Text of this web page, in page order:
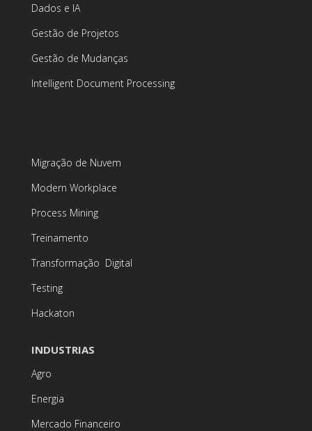
Dados e IA
Gestão de Projetos
Gestão de Mudanças
Intelligent Document Processing
Migração de Nuvem
Modern Workplace
Process Mining
Treinamento
Transformação Digital
Testing
Hackaton
INDUSTRIAS
Agro
Energia
Mercado Financeiro